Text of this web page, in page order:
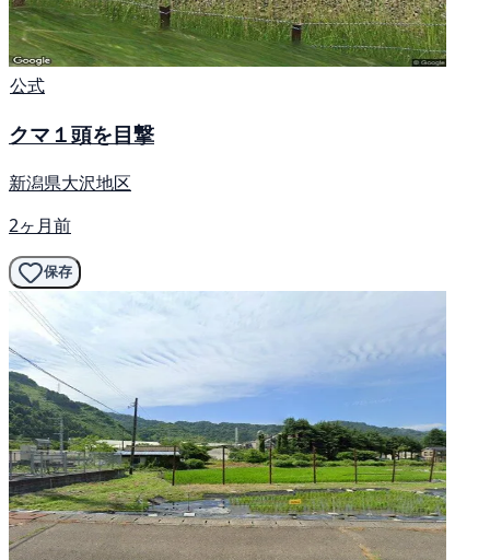
公式
クマ１頭を目撃
新潟県大沢地区
2ヶ月前
保存